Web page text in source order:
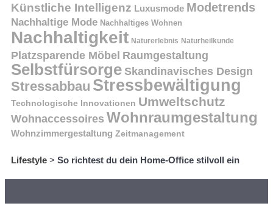
Künstliche Intelligenz Luxusmode Modetrends
Nachhaltige Mode Nachhaltiges Wohnen
Nachhaltigkeit Naturerlebnis Naturheilkunde
Platzsparende Möbel Raumgestaltung
Selbstfürsorge Skandinavisches Design
Stressabbau Stressbewältigung
Technologische Innovationen Umweltschutz
Wohnaccessoires Wohnraumgestaltung
Wohnzimmergestaltung Zeitmanagement
Lifestyle > So richtest du dein Home-Office stilvoll ein